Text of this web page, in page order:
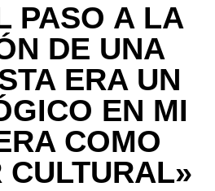
PASO A LA
DE UNA
ERA UN
EN MI
COMO
CULTURAL»